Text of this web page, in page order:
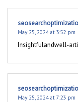
May 25, 2024 at 3:52 pm
Insightfulandwell-
May 25, 2024 at 7:23 pm